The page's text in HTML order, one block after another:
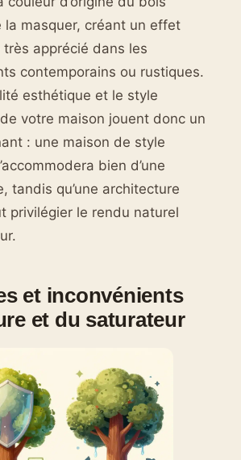
la masquer, créant un effet
très apprécié dans les
contemporains ou rustiques.
esthétique et le style
votre maison jouent donc un
: une maison de style
bien d’une
tandis qu’une architecture
privilégier le rendu naturel
et inconvénients
et du saturateur